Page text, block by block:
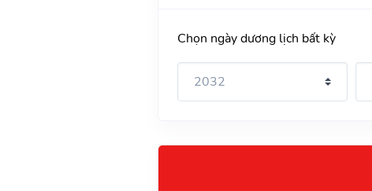
Chọn ngày dương lịch bất kỳ